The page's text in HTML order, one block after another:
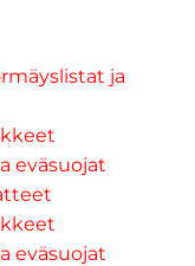
ja
eväsuojat
eväsuojat